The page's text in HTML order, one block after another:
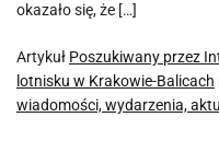
okazało się, że […]
Artykuł Poszukiwany przez
lotnisku w Krakowie-Balicach
wiadomości, wydarzenia,